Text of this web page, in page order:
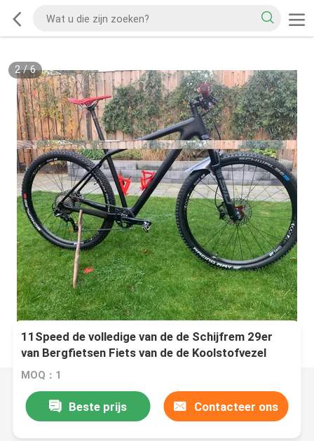
2/6
11Speed de volledige van de de Schijfrem 29er
van Bergfietsen Fiets van de de Koolstofvezel
MTB
MOQ：1
Beste prijs Contacteer ons